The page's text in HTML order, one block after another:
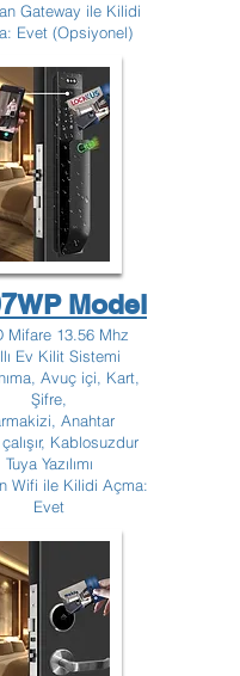
Gateway ile Kilidi
Evet (Opsiyonel)
Model
Mifare 13.56 Mhz
Ev Kilit Sistemi
Avuç içi, Kart,
Şifre,
Anahtar
Kablosuzdur
Tuya Yazılımı
Wifi ile Kilidi Açma:
Evet